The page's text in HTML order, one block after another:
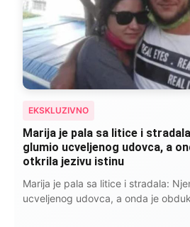
EKSKLUZIVNO
Marija je pala sa litice i
glumio ucveljenog udovca, a
otkrila jezivu istinu
Marija je pala sa litice i stradala:
ucveljenog udovca, a onda je